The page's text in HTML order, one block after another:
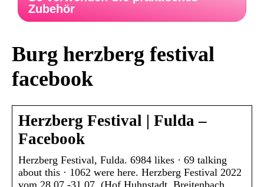
Zubehör
Burg herzberg festival
facebook
Herzberg Festival | Fulda –
Facebook
Herzberg Festival, Fulda. 6984 likes · 69 talking
about this · 1062 were here. Herzberg Festival 2022